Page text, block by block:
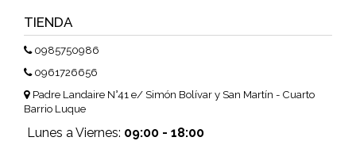
TIENDA
0985750986
0961726656
Padre Landaire N°41 e/ Simón Bolívar y San Martín - Cuarto
Barrio Luque
Lunes a Viernes: 09:00 - 18:00